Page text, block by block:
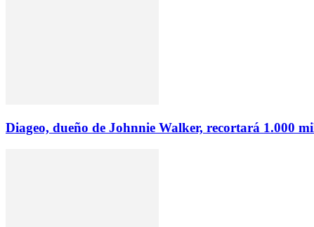
Diageo, dueño de Johnnie Walker, recortará 1.000